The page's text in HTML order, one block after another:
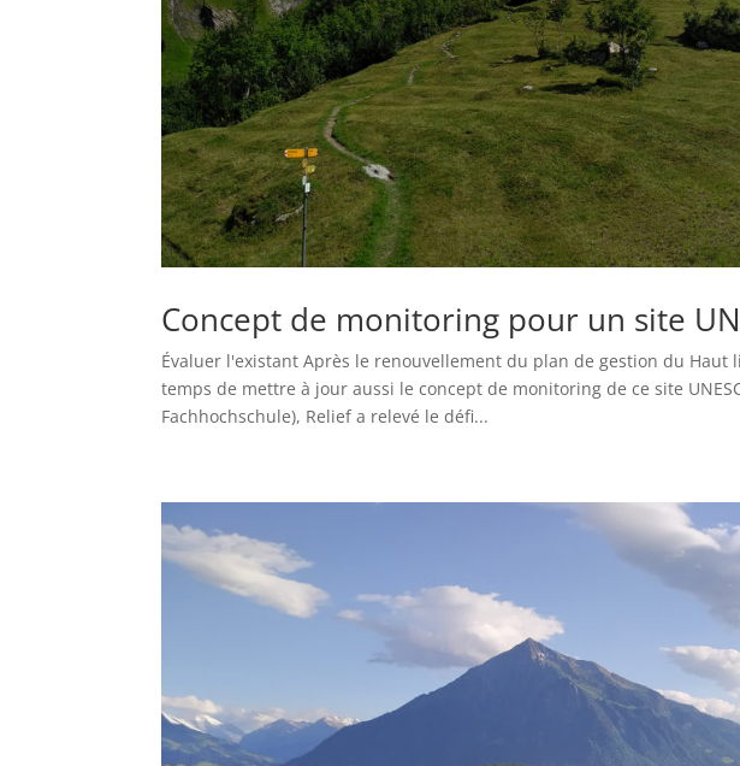
Concept de monitoring pour un site
Évaluer l'existant Après le renouvellement du plan de gestion du Haut
temps de mettre à jour aussi le concept de monitoring de ce site
Fachhochschule), Relief a relevé le défi...